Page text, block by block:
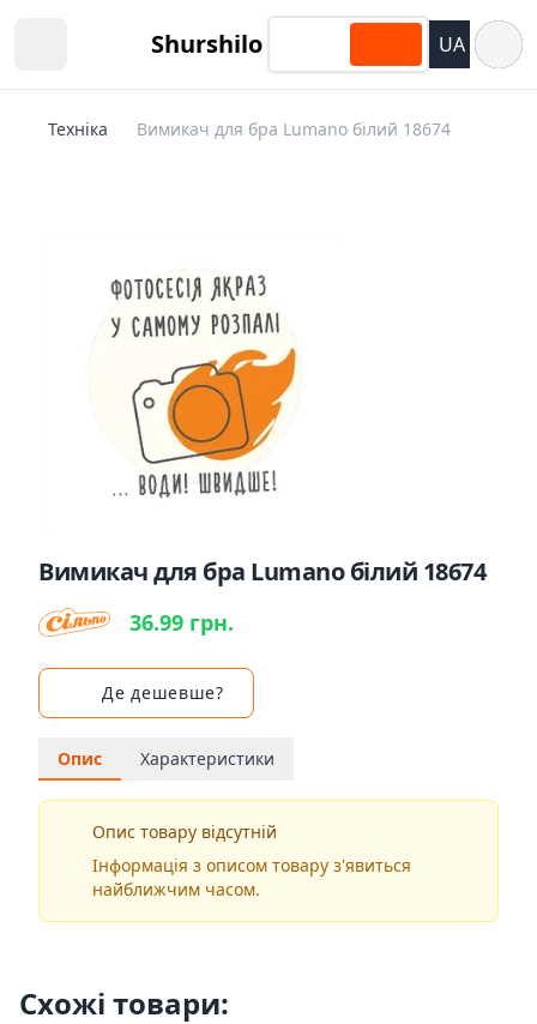
Shurshilo UA
Техніка Вимикач для бра Lumano білий 18674
Вимикач для бра Lumano білий 18674
36.99 грн.
Де дешевше?
Опис Характеристики
Опис товару відсутній
Інформація з описом товару з'явиться
найближчим часом.
Схожі товари: